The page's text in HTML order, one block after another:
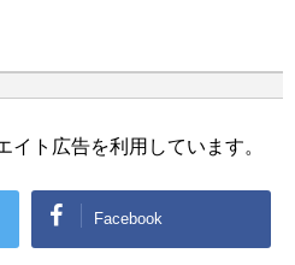
イト広告を利用しています。
Facebook